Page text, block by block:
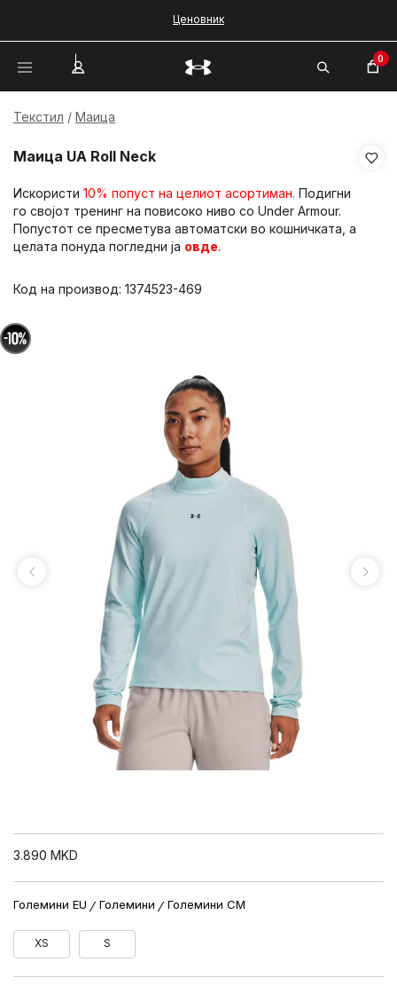
Ценовник
0
Текстил Маица
Маица UA Roll Neck
Искористи 10% попуст на целиот асортиман. Подигни
го својот тренинг на повисоко ниво со Under Armour.
Попустот се пресметува автоматски во кошничката, а
целата понуда погледни ја овде.
Код на производ: 1374523-469
3.890 MKD
Големини EU Големини Големини CM
XS S